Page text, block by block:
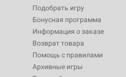
Подобрать игру
Бонусная программа
Информация о заказе
Возврат товара
Помощь с правилами
Архивные игры